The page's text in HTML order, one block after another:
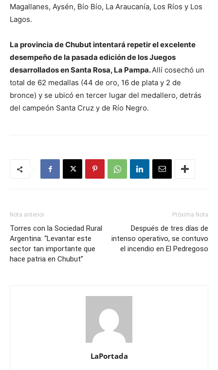
Magallanes, Aysén, Bío Bío, La Araucanía, Los Ríos y Los
Lagos.
La provincia de Chubut intentará repetir el excelente
desempeño de la pasada edición de los Juegos
desarrollados en Santa Rosa, La Pampa.Allí cosechó un
total de 62 medallas (44 de oro, 16 de plata y 2 de
bronce) y se ubicó en tercer lugar del medallero, detrás
del campeón Santa Cruz y de Río Negro.
Nota anterior
Torres con la Sociedad Rural
Argentina: “Levantar este
sector tan importante que
hace patria en Chubut”
Próxima Nota
Después de tres días de
intenso operativo, se contuvo
el incendio en El Pedregoso
LaPortada